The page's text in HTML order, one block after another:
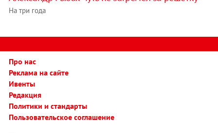
На три года
Про нас
Реклама на сайте
Ивенты
Редакция
Политики и стандарты
Пользовательское соглашение